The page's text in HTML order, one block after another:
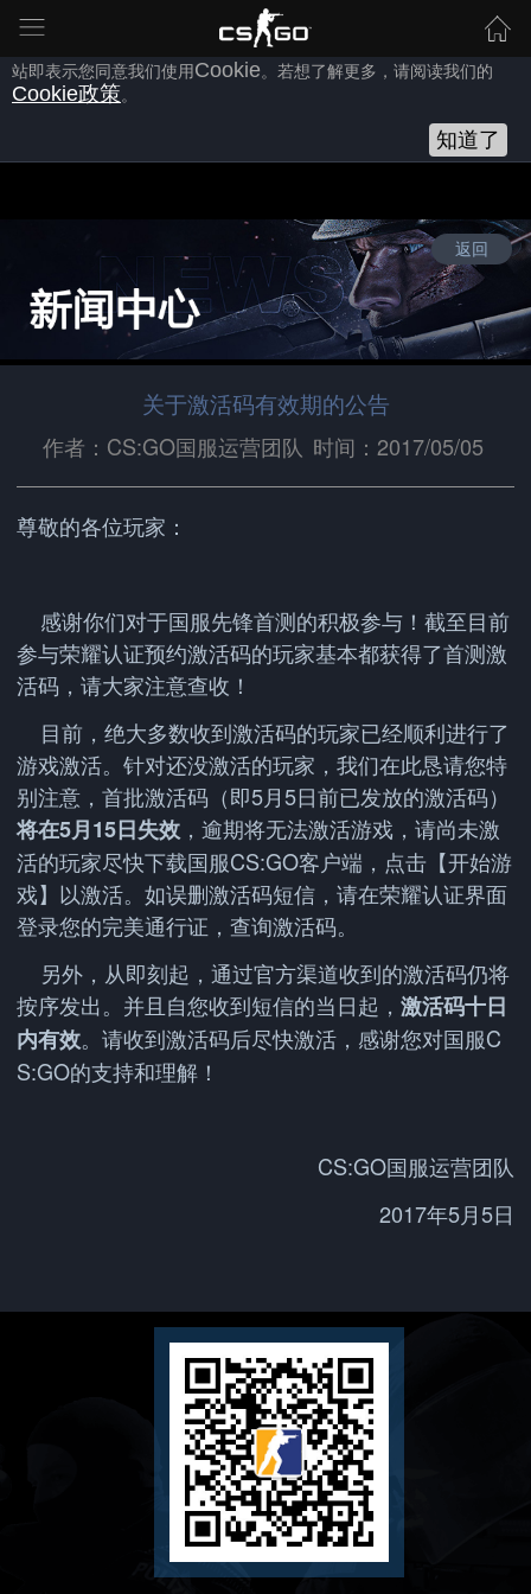
为向您提供良好的网站使用体验，完美世界网站会使用自身或第三方
，以作为安全、技术、分析、推广等之用。继续浏览本网
站即表示您同意我们使用Cookie。若想了解更多，请阅读我们的
Cookie政策。
知道了
返回
关于激活码有效期的公告
作者：CS:GO国服运营团队 时间：2017/05/05
尊敬的各位玩家：
感谢你们对于国服先锋首测的积极参与！截至目前
参与荣耀认证预约激活码的玩家基本都获得了首测激
活码，请大家注意查收！
目前，绝大多数收到激活码的玩家已经顺利进行了
游戏激活。针对还没激活的玩家，我们在此恳请您特
别注意，首批激活码（即5月5日前已发放的激活码）
将在5月15日失效 ，逾期将无法激活游戏，请尚未激
活的玩家尽快下载国服CS:GO客户端，点击【开始游
戏】以激活。如误删激活码短信，请在荣耀认证界面
登录您的完美通行证，查询激活码。
另外，从即刻起，通过官方渠道收到的激活码仍将
按序发出。并且自您收到短信的当日起，激活码十日
内有效。请收到激活码后尽快激活，感谢您对国服C
S:GO的支持和理解！
CS:GO国服运营团队
2017年5月5日